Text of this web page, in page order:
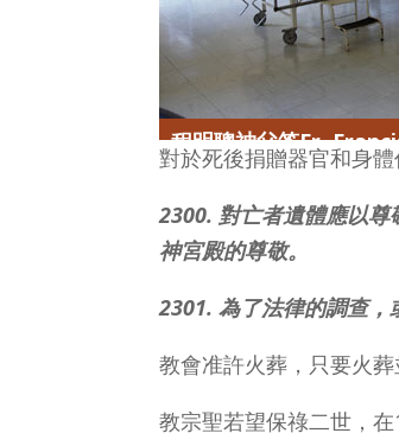
程明聰神父答Fr.
對於死後捐贈器官和身
2300. 對亡者遺體應以
神宮殿的尊敬。
2301. 為了法律的調查，
教會准許火葬，只要火葬
教宗聖若望保祿二世，